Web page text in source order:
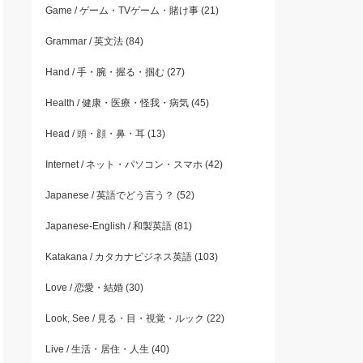
Game / ゲーム・TVゲーム・賭け事(21)
Grammar / 英文法(84)
Hand / 手・腕・握る・掴む(27)
Health / 健康・医療・怪我・病気(45)
Head / 頭・顔・鼻・耳(13)
Internet / ネット・パソコン・スマホ(42)
Japanese / 英語でどう言う？ (52)
Japanese-English / 和製英語(81)
Katakana / カタカナビジネス英語(103)
Love / 恋愛・結婚(30)
Look, See / 見る・目・視覚・ルック (22)
Live / 生活・居住・人生 (40)